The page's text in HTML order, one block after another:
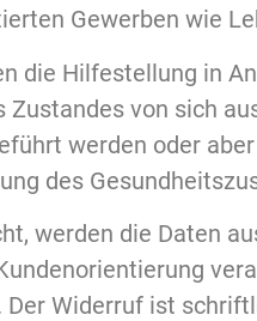
Gewerben wie
die Hilfestellung in
von sich
werden oder
des
werden die Daten
Widerruf ist